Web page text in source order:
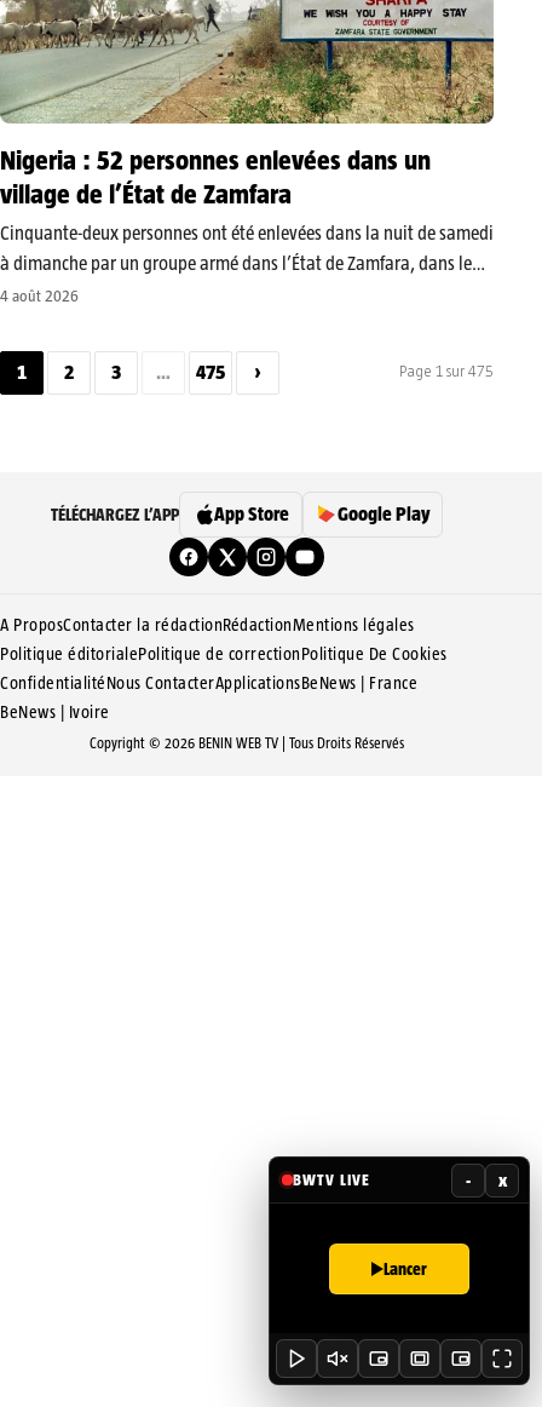
Nigeria : 52 personnes enlevées dans un
village de l’État de Zamfara
Cinquante-deux personnes ont été enlevées dans la nuit de samedi
à dimanche par un groupe armé dans l’État de Zamfara, dans le
nord-ouest du Nigeria. Cette région est particulièrement touchée
4 août 2026
1 2 3 … 475 › Page 1 sur 475
TÉLÉCHARGEZ L’APP App Store Google Play
A ProposContacter la rédactionRédactionMentions légales
Politique éditorialePolitique de correctionPolitique De Cookies
ConfidentialitéNous ContacterApplicationsBeNews | France
BeNews | Ivoire
Copyright © 2026 BENIN WEB TV | Tous Droits Réservés
BWTV LIVE - x
Lancer